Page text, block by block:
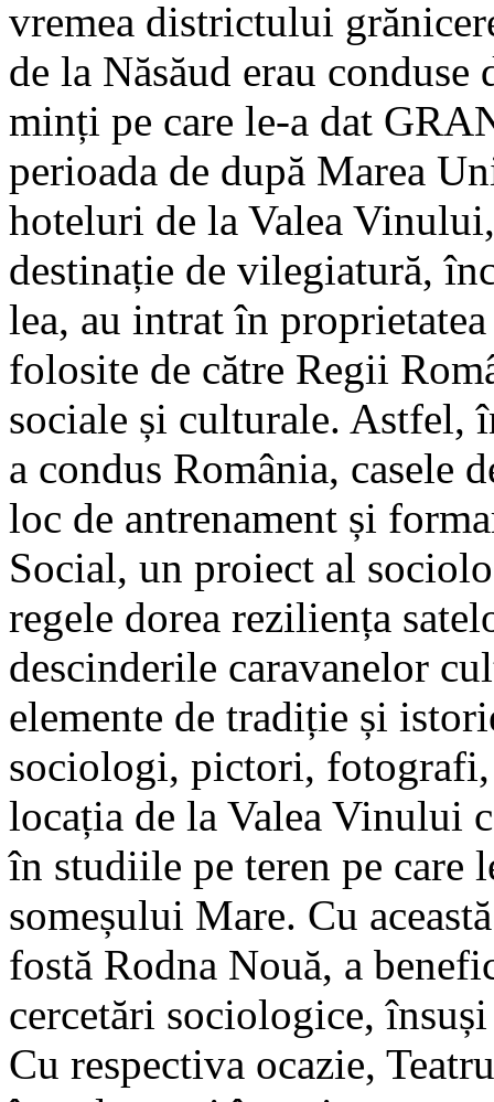
vremea districtului
de la Năsăud erau
minți pe care le-a dat
perioada de după Marea
hoteluri de la Valea
destinație de vilegiatură,
lea, au intrat în
folosite de către Regii
sociale și culturale. Astfel,
a condus România, casele
loc de antrenament și
Social, un proiect al
regele dorea reziliența
descinderile caravanelor
elemente de tradiție și
sociologi, pictori,
locația de la Valea Vinului
în studiile pe teren pe care
someșului Mare. Cu
fostă Rodna Nouă, a
cercetări sociologice,
Cu respectiva ocazie,